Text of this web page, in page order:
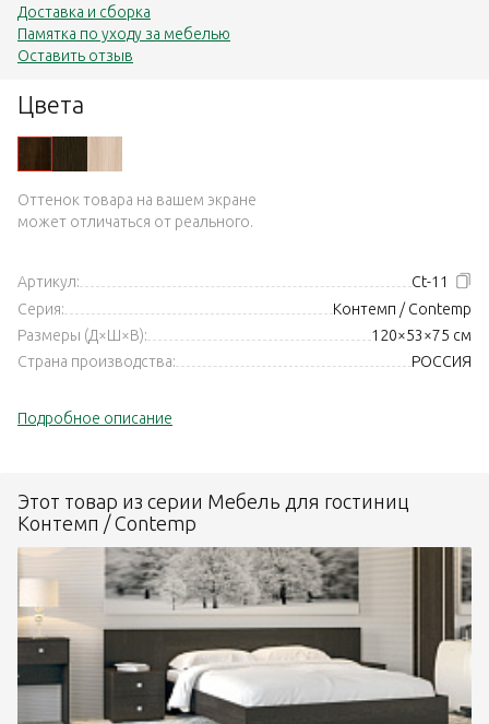
Цвета
Оттенок товара на вашем экране
может отличаться от реального.
Артикул:
Ct-11
Серия:
Контемп / Contemp
Размеры (Д×Ш×В):
120×53×75 см
Страна производства:
РОССИЯ
Подробное описание
Доставка и сборка
Памятка по уходу за мебелью
Оставить отзыв
Этот товар из серии Мебель для гостиниц
Контемп / Contemp